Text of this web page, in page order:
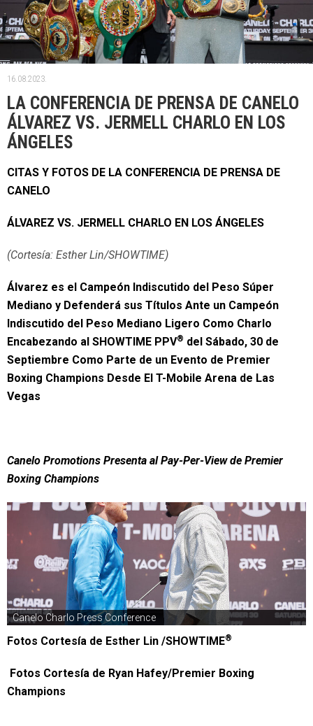
16.08.2023.
LA CONFERENCIA DE PRENSA DE CANELO
ÁLVAREZ VS. JERMELL CHARLO EN LOS
ÁNGELES
CITAS Y FOTOS DE LA CONFERENCIA DE PRENSA DE
CANELO
ÁLVAREZ VS. JERMELL CHARLO EN LOS ÁNGELES
(Cortesía: Esther Lin/SHOWTIME)
Álvarez es el Campeón Indiscutido del Peso Súper
Mediano y Defenderá sus Títulos Ante un Campeón
Indiscutido del Peso Mediano Ligero Como Charlo
Encabezando al SHOWTIME PPV® del Sábado, 30 de
Septiembre Como Parte de un Evento de Premier
Boxing Champions Desde El T-Mobile Arena de Las
Vegas
Canelo Promotions Presenta al Pay-Per-View de Premier
Boxing Champions
Canelo Charlo Press Conference
Fotos Cortesía de Esther Lin /SHOWTIME®
Fotos Cortesía de Ryan Hafey/Premier Boxing
Champions